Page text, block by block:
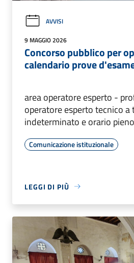
AVVISI
9 MAGGIO 2026
Concorso pubblico per
calendario prove
area operatore esperto -
operatore esperto tecnico a
indeterminato e orario pieno
Comunicazione istituzionale
LEGGI DI PIÙ